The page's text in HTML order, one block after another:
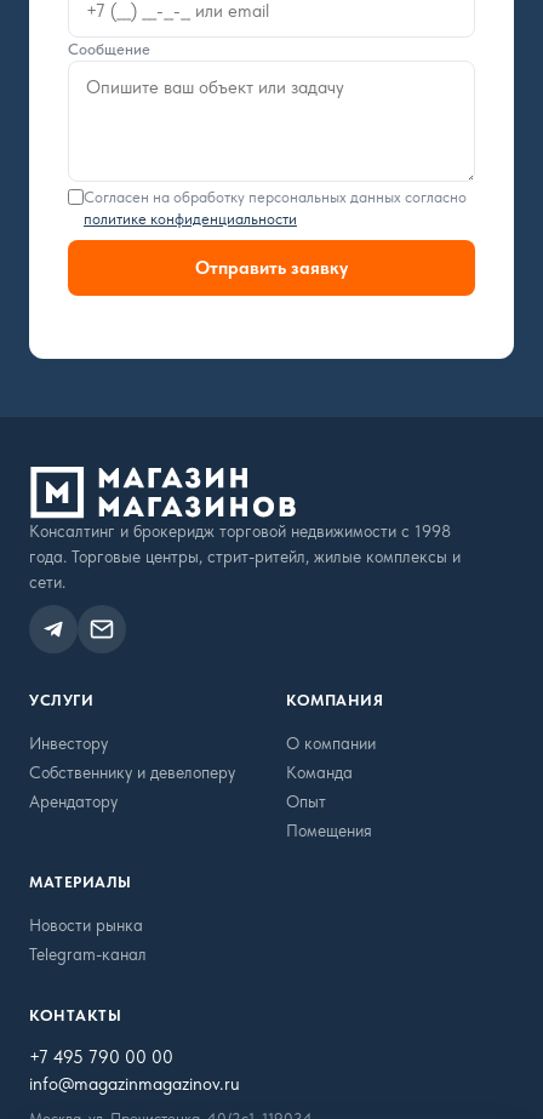
Сообщение
Согласен на обработку персональных данных согласно
политике конфиденциальности
Отправить заявку
Консалтинг и брокеридж торговой недвижимости с 1998
года. Торговые центры, стрит-ритейл, жилые комплексы и
сети.
УСЛУГИ
Инвестору
Собственнику и девелоперу
Арендатору
КОМПАНИЯ
О компании
Команда
Опыт
Помещения
МАТЕРИАЛЫ
Новости рынка
Telegram-канал
КОНТАКТЫ
+7 495 790 00 00
info@magazinmagazinov.ru